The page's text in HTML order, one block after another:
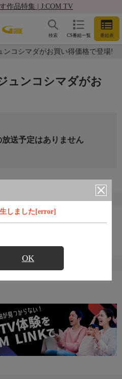
作品特集 | J:COM TV
CS番組一覧 番組表
検索
ンコシマダがお買い得価格で登場!
しました[error]
OK
ュンコシマダがお
放送予定はありません